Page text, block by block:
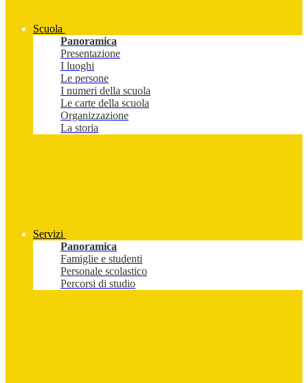
Scuola
Panoramica
Presentazione
I luoghi
Le persone
I numeri della scuola
Le carte della scuola
Organizzazione
La storia
Servizi
Panoramica
Famiglie e studenti
Personale scolastico
Percorsi di studio